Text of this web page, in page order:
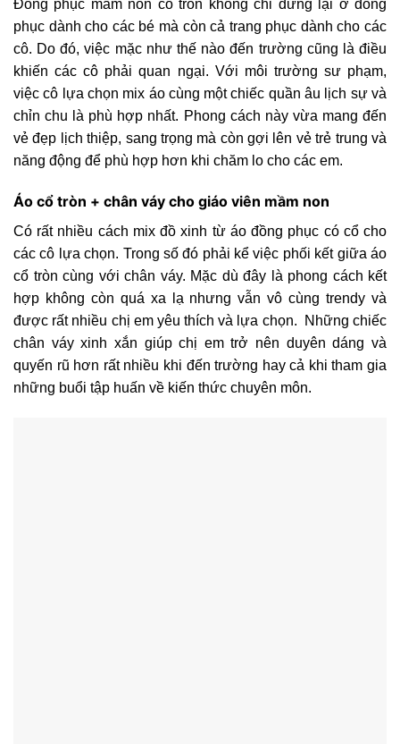
Đồng phục mầm non cổ tròn không chỉ dừng lại ở đồng
phục dành cho cácbé mà còn cả trang phục dành cho các
cô. Do đó, việc mặc như thế nào đến trường cũng là điều
khiến các cô phải quan ngại. Với môi trường sư phạm,
việc cô lựa chọn mix áo cùng một chiếc quần âu lịch sự và
chỉn chu là phù hợp nhất. Phong cách này vừa mang đến
vẻ đẹp lịch thiệp, sang trọng mà còn gợi lên vẻ trẻ trung và
năng động để phù hợp hơn khi chăm lo cho các em.
Áo cổ tròn + chân váy cho giáo viên mầm non
Có rất nhiều cách mix đồ xinh từ áo đồng phục có cổ cho
các cô lựa chọn. Trong số đó phải kể việc phối kết giữa áo
cổ tròn cùng với chân váy. Mặc dù đây là phong cách kết
hợp không còn quá xa lạ nhưng vẫn vô cùng trendy và
được rất nhiều chị em yêu thích và lựa chọn. Những chiếc
chân váy xinh xắn giúp chị em trở nên duyên dáng và
quyến rũ hơn rất nhiều khi đến trường hay cả khi tham gia
những buổi tập huấn về kiến thức chuyên môn.